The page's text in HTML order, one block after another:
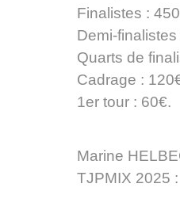
Finalistes :
Demi-
Quarts de
Cadrage :
1er tour : 60€.
Marine
TJPMIX 2025 :